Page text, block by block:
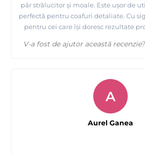
păr strălucitor și moale. Este ușor de
perfectă pentru coafuri detaliate. Cu
pentru cei care își doresc rezultate
V-a fost de ajutor această recenzie?
A
Aurel Ganea